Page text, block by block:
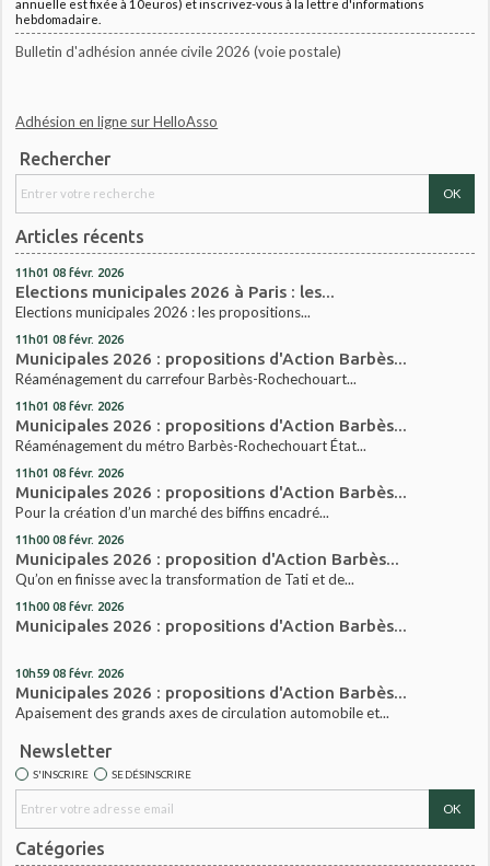
annuelle est fixée à 10euros) et inscrivez-vous à la lettre d'informations
hebdomadaire.
Bulletin d'adhésion année civile 2026 (voie postale)
Adhésion en ligne sur HelloAsso
Rechercher
Articles récents
11h01 08 févr. 2026
Elections municipales 2026 à Paris : les...
Elections municipales 2026 : les propositions...
11h01 08 févr. 2026
Municipales 2026 : propositions d'Action Barbès...
Réaménagement du carrefour Barbès-Rochechouart...
11h01 08 févr. 2026
Municipales 2026 : propositions d'Action Barbès...
Réaménagement du métro Barbès-Rochechouart État...
11h01 08 févr. 2026
Municipales 2026 : propositions d'Action Barbès...
Pour la création d’un marché des biffins encadré...
11h00 08 févr. 2026
Municipales 2026 : proposition d'Action Barbès...
Qu’on en finisse avec la transformation de Tati et de...
11h00 08 févr. 2026
Municipales 2026 : propositions d'Action Barbès...
10h59 08 févr. 2026
Municipales 2026 : propositions d'Action Barbès...
Apaisement des grands axes de circulation automobile et...
Newsletter
S'INSCRIRE SE DÉSINSCRIRE
Catégories